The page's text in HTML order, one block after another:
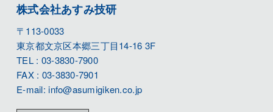
株式会社あすみ技研
〒113-0033
東京都文京区本郷三丁目14-16 3F
TEL : 03-3830-7900
FAX : 03-3830-7901
E-mail: info@asumigiken.co.jp